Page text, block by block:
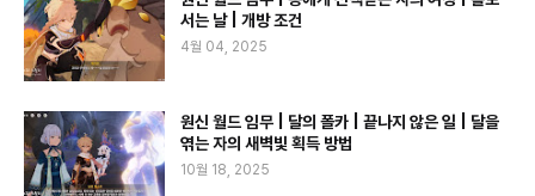
서는 날 | 개방 조건
4월 04, 2025
원신 월드 임무 | 달의 폴카 | 끝나지 않은 일 | 달을
엮는 자의 새벽빛 획득 방법
10월 18, 2025